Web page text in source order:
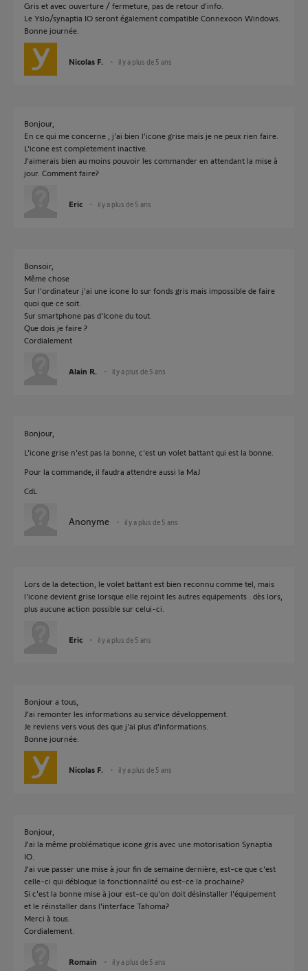
Gris et avec ouverture / fermeture, pas de retour d'info.
Le Yslo/synaptia IO seront également compatible Connexoon Windows.
Bonne journée.
Nicolas F. il y a plus de 5 ans
Bonjour,
En ce qui me concerne , j'ai bien l'icone grise mais je ne peux rien faire.
L'icone est completement inactive.
J'aimerais bien au moins pouvoir les commander en attendant la mise à
jour. Comment faire?
Eric il y a plus de 5 ans
Bonsoir,
Même chose
Sur l'ordinateur j'ai une icone Io sur fonds gris mais impossible de faire
quoi que ce soit.
Sur smartphone pas d'Icone du tout.
Que dois je faire ?
Cordialement
Alain R. il y a plus de 5 ans
Bonjour,
L'icone grise n'est pas la bonne, c'est un volet battant qui est la bonne.
Pour la commande, il faudra attendre aussi la MaJ
CdL
Anonyme il y a plus de 5 ans
Lors de la detection, le volet battant est bien reconnu comme tel, mais
l'icone devient grise lorsque elle rejoint les autres equipements . dès lors,
plus aucune action possible sur celui-ci.
Eric il y a plus de 5 ans
Bonjour a tous,
J'ai remonter les informations au service développement.
Je reviens vers vous des que j'ai plus d'informations.
Bonne journée.
Nicolas F. il y a plus de 5 ans
Bonjour,
J'ai la même problématique icone gris avec une motorisation Synaptia
IO.
J'ai vue passer une mise à jour fin de semaine dernière, est-ce que c'est
celle-ci qui débloque la fonctionnalité ou est-ce la prochaine?
Si c'est la bonne mise à jour est-ce qu'on doit désinstaller l'équipement
et le réinstaller dans l'interface Tahoma?
Merci à tous.
Cordialement.
Romain il y a plus de 5 ans